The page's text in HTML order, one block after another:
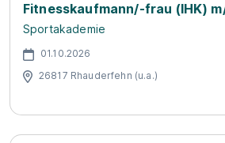
Fitnesskaufmann/-frau (IHK)
Sportakademie
01.10.2026
26817 Rhauderfehn (u.a.)